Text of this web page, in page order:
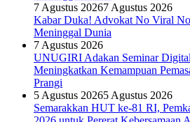
7 Agustus 20267 Agustus 2026
Kabar Duka! Advokat No Viral
Meninggal Dunia
7 Agustus 2026
UNUGIRI Adakan Seminar
Meningkatkan Kemampuan
Prangi
5 Agustus 20265 Agustus 2026
Semarakkan HUT ke-81 RI,